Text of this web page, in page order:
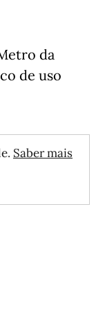
da
de uso
Saber mais